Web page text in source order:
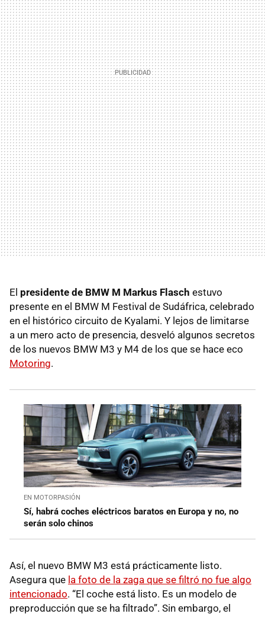
El presidente de BMW M Markus Flasch estuvo
presente en el BMW M Festival de Sudáfrica, celebrado
en el histórico circuito de Kyalami. Y lejos de limitarse
a un mero acto de presencia, desveló algunos secretos
de los nuevos BMW M3 y M4 de los que se hace eco
Motoring.
EN MOTORPASIÓN
Sí, habrá coches eléctricos baratos en Europa y no, no
serán solo chinos
Así, el nuevo BMW M3 está prácticamente listo.
Asegura que la foto de la zaga que se filtró no fue algo
intencionado. “El coche está listo. Es un modelo de
preproducción que se ha filtrado”. Sin embargo, el